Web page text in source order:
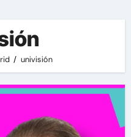
univisión